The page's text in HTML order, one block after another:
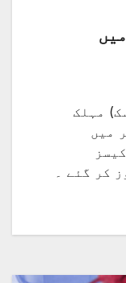
مہلک
میں
کیسز
تجاوز کر گئے ۔